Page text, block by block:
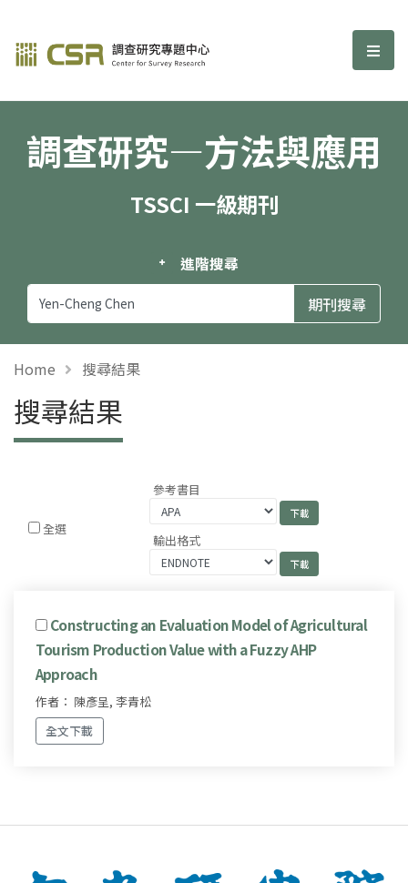
調查研究—方法與應用期刊 選
調查研究—方法與應用
TSSCI 一級期刊
進階搜尋
Home 搜尋結果
搜尋結果
全選
參考書目
輸出格式
Constructing an Evaluation Model of Agricultural
Tourism Production Value with a Fuzzy AHP
Approach
作者： 陳彥呈, 李青松
全文下載